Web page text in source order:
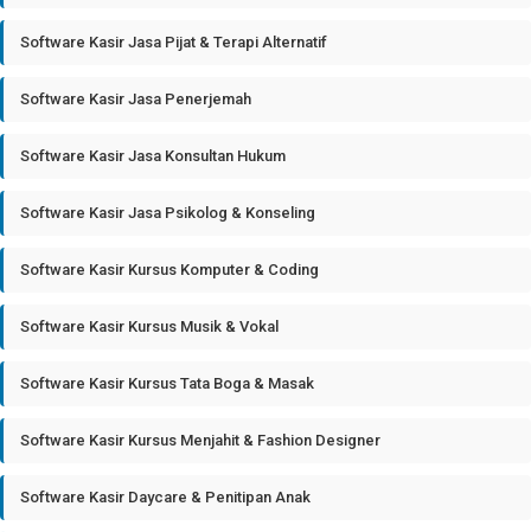
Software Kasir Jasa Pijat & Terapi Alternatif
Software Kasir Jasa Penerjemah
Software Kasir Jasa Konsultan Hukum
Software Kasir Jasa Psikolog & Konseling
Software Kasir Kursus Komputer & Coding
Software Kasir Kursus Musik & Vokal
Software Kasir Kursus Tata Boga & Masak
Software Kasir Kursus Menjahit & Fashion Designer
Software Kasir Daycare & Penitipan Anak